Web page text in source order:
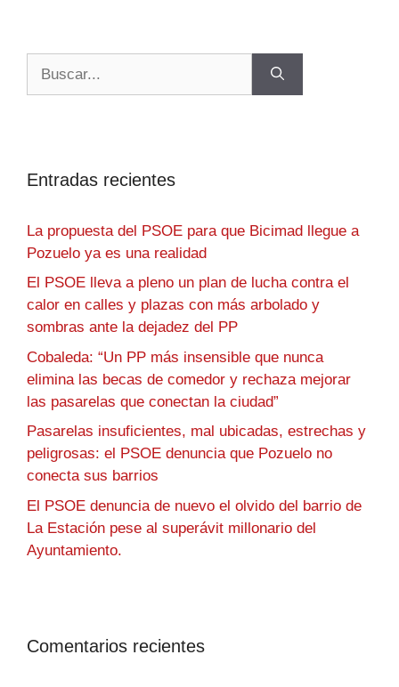
Entradas recientes
La propuesta del PSOE para que Bicimad llegue a
Pozuelo ya es una realidad
El PSOE lleva a pleno un plan de lucha contra el
calor en calles y plazas con más arbolado y
sombras ante la dejadez del PP
Cobaleda: “Un PP más insensible que nunca
elimina las becas de comedor y rechaza mejorar
las pasarelas que conectan la ciudad”
Pasarelas insuficientes, mal ubicadas, estrechas y
peligrosas: el PSOE denuncia que Pozuelo no
conecta sus barrios
El PSOE denuncia de nuevo el olvido del barrio de
La Estación pese al superávit millonario del
Ayuntamiento.
Comentarios recientes